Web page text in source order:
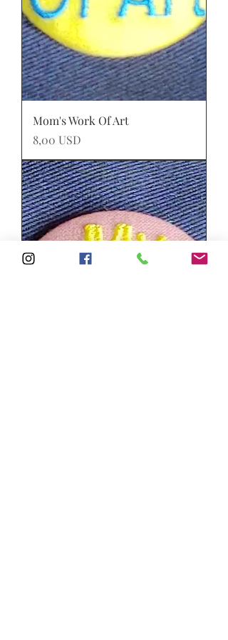
Mom's Work Of Art
Prezzo
8,00 USD